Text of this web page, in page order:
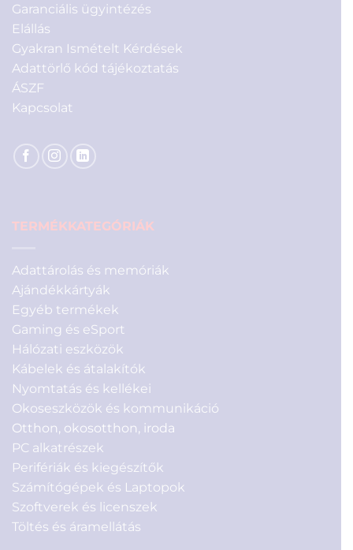
Garanciális ügyintézés
Elállás
Gyakran Ismételt Kérdések
Adattörlő kód tájékoztatás
ÁSZF
Kapcsolat
TERMÉKKATEGÓRIÁK
Adattárolás és memóriák
Ajándékkártyák
Egyéb termékek
Gaming és eSport
Hálózati eszközök
Kábelek és átalakítók
Nyomtatás és kellékei
Okoseszközök és kommunikáció
Otthon, okosotthon, iroda
PC alkatrészek
Perifériák és kiegészítők
Számítógépek és Laptopok
Szoftverek és licenszek
Töltés és áramellátás